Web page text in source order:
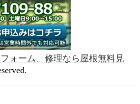
ォーム、修理なら屋根無料見